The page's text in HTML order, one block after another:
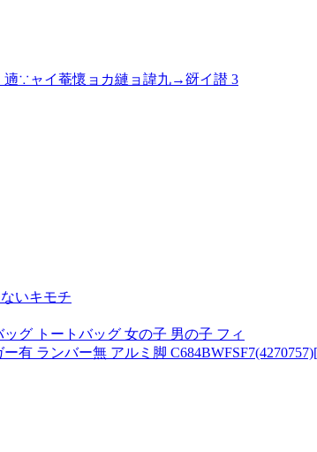
遖∵ャイ菴懷ョカ縺ョ諱九→谺イ譛 3
いキモチ
グ トートバッグ 女の子 男の子 フィ
ランバー無 アルミ脚